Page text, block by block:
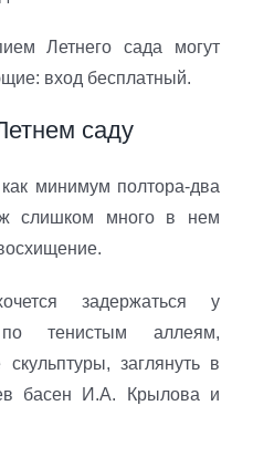
Летнего сада могут
вход бесплатный.
саду
как минимум полтора-два
слишком много в нем
задержаться у
тенистым аллеям,
заглянуть в
басен И.А. Крылова и